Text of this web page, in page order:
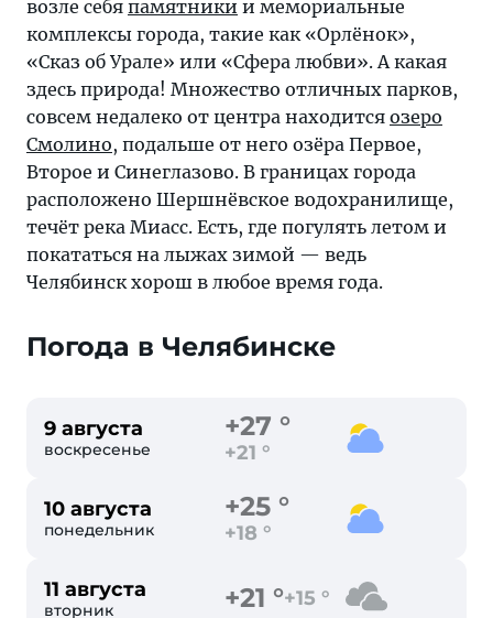
возле себя памятники и мемориальные
комплексы города, такие как «Орлёнок»,
«Сказ об Урале» или «Сфера любви». А какая
здесь природа! Множество отличных парков,
совсем недалеко от центра находится озеро
Смолино, подальше от него озёра Первое,
Второе и Синеглазово. В границах города
расположено Шершнёвское водохранилище,
течёт река Миасс. Есть, где погулять летом и
покататься на лыжах зимой — ведь
Челябинск хорош в любое время года.
Погода в Челябинске
9 августа
воскресенье
+27 °
+21 °
10 августа
понедельник
+25 °
+18 °
11 августа
вторник +21 °+15 °